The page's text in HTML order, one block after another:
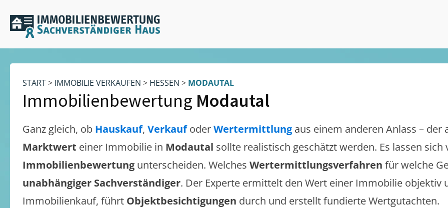
START> IMMOBILIE VERKAUFEN > HESSEN > MODAUTAL
Immobilienbewertung Modautal
Ganz gleich, ob Hauskauf, VerkaufoderWertermittlung aus einem anderen Anlass – der
Marktwert einer Immobilie in Modautal sollte realistisch geschätzt werden. Es lassen
Immobilienbewertung unterscheiden. Welches Wertermittlungsverfahren für welche
unabhängiger Sachverständiger. Der Experte ermittelt den Wert einer Immobilie objektiv
Immobilienkauf, führt Objektbesichtigungen durch und erstellt fundierte Wertgutachten.